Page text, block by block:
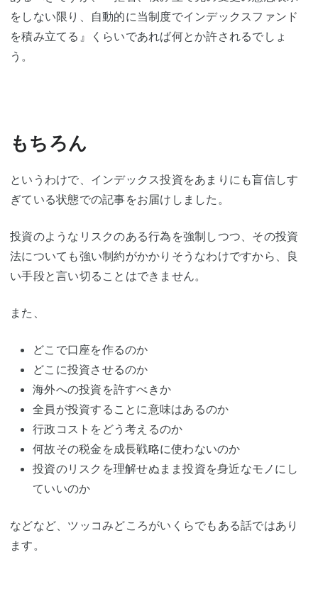
をしない限り、自動的に当制度でインデックスファンド
を積み立てる』くらいであれば何とか許されるでしょ
う。
もちろん
というわけで、インデックス投資をあまりにも盲信しす
ぎている状態での記事をお届けしました。
投資のようなリスクのある行為を強制しつつ、その投資
法についても強い制約がかかりそうなわけですから、良
い手段と言い切ることはできません。
また、
どこで口座を作るのか
どこに投資させるのか
海外への投資を許すべきか
全員が投資することに意味はあるのか
行政コストをどう考えるのか
何故その税金を成長戦略に使わないのか
投資のリスクを理解せぬまま投資を身近なモノにし
ていいのか
などなど、ツッコみどころがいくらでもある話ではあり
ます。